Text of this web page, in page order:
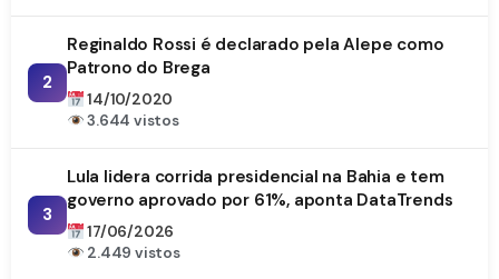
2
Reginaldo Rossi é declarado pela Alepe como
Patrono do Brega
14/10/2020
3.644 vistos
3
Lula lidera corrida presidencial na Bahia e tem
governo aprovado por 61%, aponta DataTrends
17/06/2026
2.449 vistos